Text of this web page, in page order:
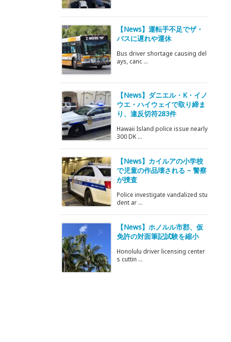
【News】運転手不足でザ・
バスに遅れや運休
Bus driver shortage causing del
ays, canc ...
【News】ダニエル・K・イノ
ウエ・ハイウェイで取り締ま
り、違反切符283件
Hawaii Island police issue nearly
300 DK ...
【News】カイルアの小学校
で児童の作品壊される – 警察
が捜査
Police investigate vandalized stu
dent ar ...
【News】ホノルル市郡、仮
免許の対面筆記試験を縮小
Honolulu driver licensing center
s cuttin ...